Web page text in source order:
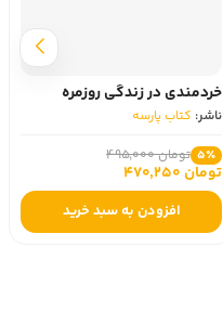
خردمندی در زندگی روزمره
ناشر: کتاب پارسه
5٪ تومان 495,000
تومان 470,250
افزودن به سبد خرید